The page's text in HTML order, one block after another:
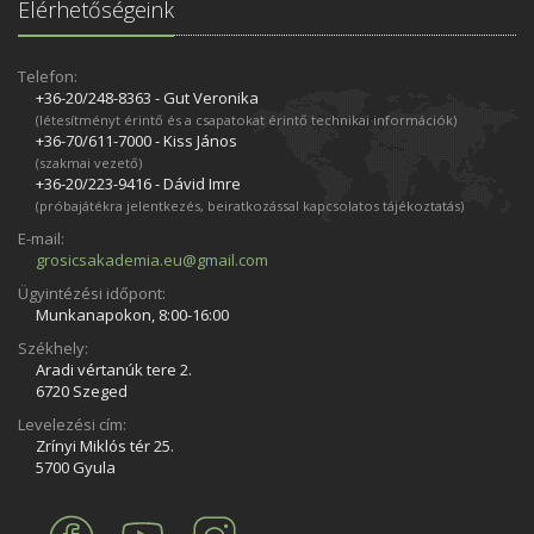
Elérhetőségeink
Telefon:
+36-20/248­-8363 - Gut Veronika
(létesítményt érintő és a csapatokat érintő technikai információk)
+36-70/611­-7000 - Kiss János
(szakmai vezető)
+36-20/223­-9416 - Dávid Imre
(próbajátékra jelentkezés, beiratkozással kapcsolatos tájékoztatás)
E-mail:
grosicsakademia.eu@gmail.com
Ügyintézési időpont:
Munkanapokon, 8:00-16:00
Székhely:
Aradi vértanúk tere 2.
6720 Szeged
Levelezési cím:
Zrínyi Miklós tér 25.
5700 Gyula